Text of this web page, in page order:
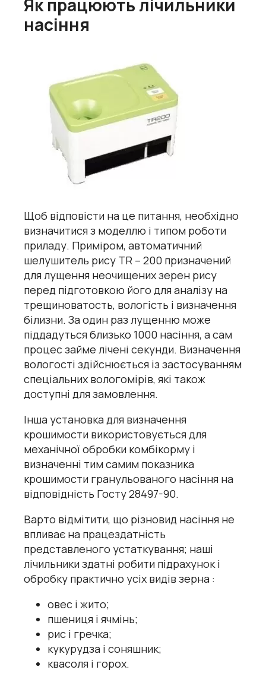
Як працюють лічильники
насіння
Щоб відповісти на це питання, необхідно
визначитися з моделлю і типом роботи
приладу. Приміром, автоматичний
шелушитель рису TR – 200 призначений
для лущення неочищених зерен рису
перед підготовкою його для аналізу на
трещиноватость, вологість і визначення
білизни. За один раз лущенню може
піддадуться близько 1000 насіння, а сам
процес займе лічені секунди. Визначення
вологості здійснюється із застосуванням
спеціальних вологомірів, які також
доступні для замовлення.
Інша установка для визначення
крошимости використовується для
механічної обробки комбікорму і
визначенні тим самим показника
крошимости гранульованого насіння на
відповідність Госту 28497-90.
Варто відмітити, що різновид насіння не
впливає на працездатність
представленого устаткування; наші
лічильникиздатні робити підрахунок і
обробку практично усіх видів зерна :
овес і жито;
пшениця і ячмінь;
рис і гречка;
кукурудза і соняшник;
квасоля і горох.